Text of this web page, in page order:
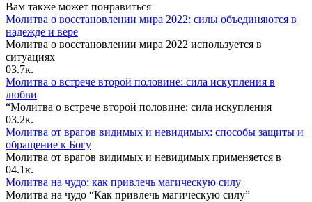
Вам также может понравиться
Молитва о восстановлении мира 2022: силы объединяются в
надежде и вере
Молитва о восстановлении мира 2022 используется в
ситуациях
03.7к.
Молитва о встрече второй половине: сила искупления в
любви
“Молитва о встрече второй половине: сила искупления
03.2к.
Молитва от врагов видимых и невидимых: способы защиты и
обращение к Богу
Молитва от врагов видимых и невидимых применяется в
04.1к.
Молитва на чудо: как привлечь магическую силу
Молитва на чудо “Как привлечь магическую силу”